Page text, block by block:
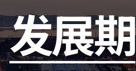
发展期